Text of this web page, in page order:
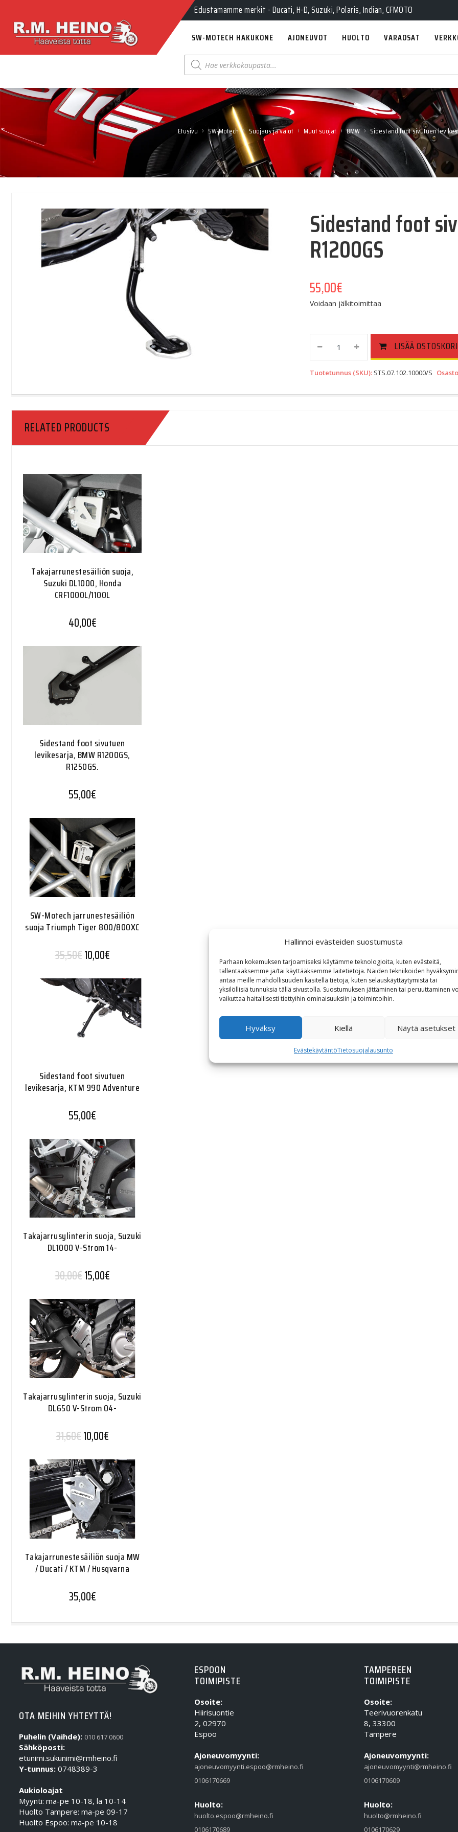
Hallinnoi evästeiden suostumusta
Parhaan kokemuksen tarjoamiseksi käytämme teknologioita, kuten evästeitä,
tallentaaksemme ja/tai käyttääksemme laitetietoja. Näiden tekniikoiden
antaa meille mahdollisuuden käsitellä tietoja, kuten selauskäyttäytymistä tai
yksilöllisiä tunnuksia tällä sivustolla. Suostumuksen jättäminen tai peruuttaminen
vaikuttaa haitallisesti tiettyihin ominaisuuksiin ja toimintoihin.
Hyväksy Kiellä Näytä asetukset
EvästekäytäntöTietosuojalausunto
Edustamamme merkit - Ducati, H-D, Suzuki, Polaris, Indian, CFMOTO
SW-MOTECH HAKUKONE AJONEUVOT HUOLTO VARAOSAT
Products
search
Etusivu › SW-Motech › Suojaus ja valot › Muut suojat › BMW › Sidestand foot sivutuen
Sidestand foot
R1200GS
55,00€
Voidaan jälkitoimittaa
Sidestand
Levikesarja,
R1200GS
LISÄÄ
Tuotetunnus (SKU): STS.07.102.10000/S
RELATED PRODUCTS
Takajarrunestesäiliön suoja,
Suzuki DL1000, Honda
CRF1000L/1100L
40,00€
Sidestand foot sivutuen
levikesarja, BMW R1200GS,
R1250GS.
55,00€
SW-Motech jarrunestesäiliön
suoja Triumph Tiger 800/800XC
35,50€Alkuperäinen hinta oli: 35,50€.
10,00€Nykyinen hinta on: 10,00€.
Sidestand foot sivutuen
levikesarja, KTM 990 Adventure
55,00€
Takajarrusylinterin suoja, Suzuki
DL1000 V-Strom 14-
30,00€Alkuperäinen hinta oli: 30,00€.
15,00€Nykyinen hinta on: 15,00€.
Takajarrusylinterin suoja, Suzuki
DL650 V-Strom 04-
31,60€Alkuperäinen hinta oli: 31,60€.
10,00€Nykyinen hinta on: 10,00€.
Takajarrunestesäiliön suoja MW
/ Ducati / KTM / Husqvarna
35,00€
OTA MEIHIN YHTEYTTÄ!
Puhelin (Vaihde): 010 617 0600
Sähköposti:
etunimi.sukunimi@rmheino.fi
Y-tunnus: 0748389-3
Aukioloajat
Myynti: ma-pe 10-18, la 10-14
Huolto Tampere: ma-pe 09-17
Huolto Espoo: ma-pe 10-18
ESPOON
TOIMIPISTE
Osoite:
Hiirisuontie
2, 02970
Espoo
Ajoneuvomyynti:
ajoneuvomyynti.espoo@rmheino.fi
0106170669
Huolto:
huolto.espoo@rmheino.fi
0106170689
TAMPEREEN
TOIMIPISTE
Osoite:
Teerivuorenkatu
8, 33300
Tampere
Ajoneuvomyynti:
ajoneuvomyynti@rmheino.fi
0106170609
Huolto:
huolto@rmheino.fi
0106170629